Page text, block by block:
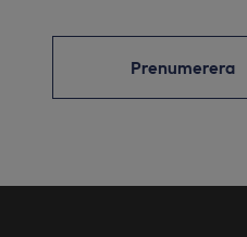
Prenumerera